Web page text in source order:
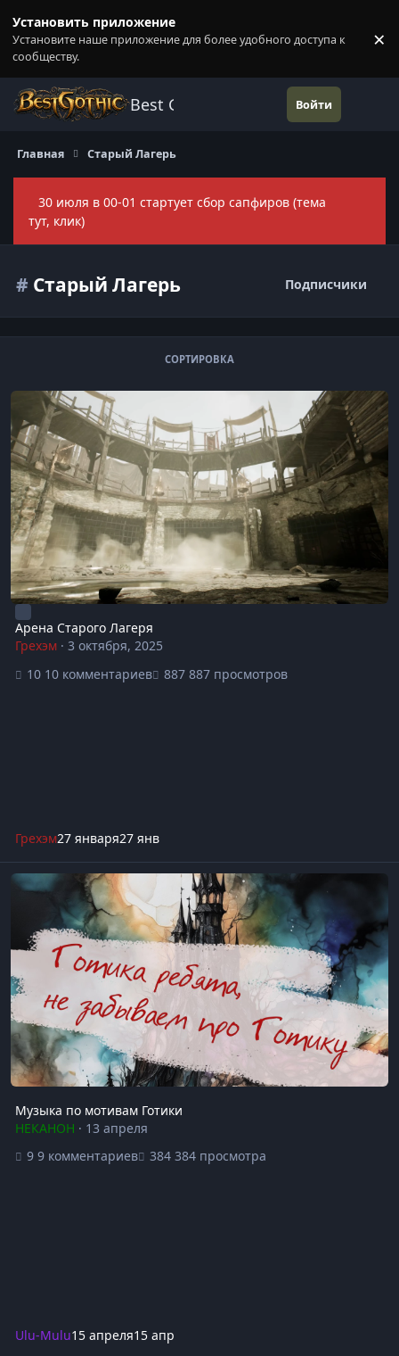
Установить приложение
Установите наше приложение для более удобного доступа к
сообществу.
×
Best Gothic Forums Войти
Главная Старый Лагерь
30 июля в 00-01 стартует сбор сапфиров (тема
тут, клик)
# Старый Лагерь Подписчики
СОРТИРОВКА
Арена Старого Лагеря
Арена Старого Лагеря
Грехэм· 3 октября, 2025
10 комментариев
887 просмотров
Грехэм27 января27 янв
Музыка по мотивам Готики
Музыка по мотивам Готики
НЕКАНОН · 13 апреля
9 комментариев
384 просмотра
Ulu-Mulu15 апреля15 апр